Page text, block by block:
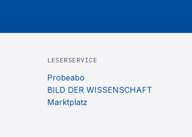
LESERSERVICE
Probeabo
BILD DER WISSENSCHAFT
Marktplatz